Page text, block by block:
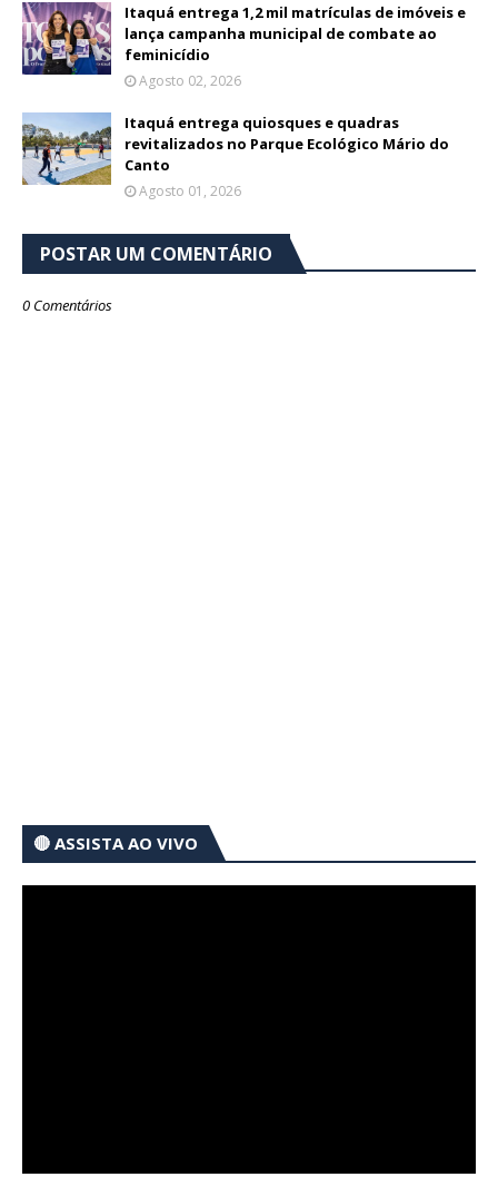
Itaquá entrega 1,2 mil matrículas de imóveis e
lança campanha municipal de combate ao
feminicídio
Agosto 02, 2026
Itaquá entrega quiosques e quadras
revitalizados no Parque Ecológico Mário do
Canto
Agosto 01, 2026
POSTAR UM COMENTÁRIO
0 Comentários
🔴 ASSISTA AO VIVO